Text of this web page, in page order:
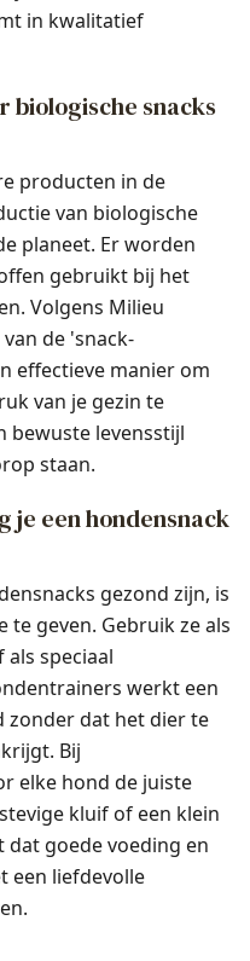
in kwalitatief
biologische snacks
producten in de
van biologische
planeet. Er worden
gebruikt bij het
Volgens Milieu
de 'snack-
effectieve manier om
van je gezin te
bewuste levensstijl
staan.
je een hondensnack
gezond zijn, is
geven. Gebruik ze als
speciaal
werkt een
zonder dat het dier te
Bij
elke hond de juiste
kluif of een klein
goede voeding en
een liefdevolle